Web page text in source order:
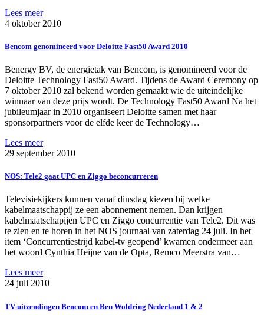
Lees meer
4 oktober 2010
Bencom genomineerd voor Deloitte Fast50 Award 2010
Benergy BV, de energietak van Bencom, is genomineerd voor de
Deloitte Technology Fast50 Award. Tijdens de Award Ceremony op
7 oktober 2010 zal bekend worden gemaakt wie de uiteindelijke
winnaar van deze prijs wordt. De Technology Fast50 Award Na het
jubileumjaar in 2010 organiseert Deloitte samen met haar
sponsorpartners voor de elfde keer de Technology…
Lees meer
29 september 2010
NOS: Tele2 gaat UPC en Ziggo beconcurreren
Televisiekijkers kunnen vanaf dinsdag kiezen bij welke
kabelmaatschappij ze een abonnement nemen. Dan krijgen
kabelmaatschapijen UPC en Ziggo concurrentie van Tele2. Dit was
te zien en te horen in het NOS journaal van zaterdag 24 juli. In het
item ‘Concurrentiestrijd kabel-tv geopend’ kwamen ondermeer aan
het woord Cynthia Heijne van de Opta, Remco Meerstra van…
Lees meer
24 juli 2010
TV-uitzendingen Bencom en Ben Woldring Nederland 1 & 2